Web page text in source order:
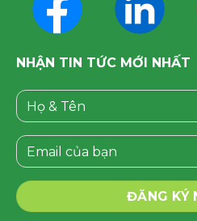
NHẬN TIN TỨC MỚI NHẤT
Please leave this field empty.